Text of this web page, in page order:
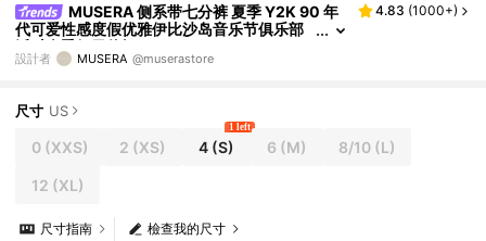
MUSERA 侧系带七分裤 夏季 Y2K 90 年
代可爱性感度假优雅伊比沙岛音乐节俱乐部
派对春季假日休闲
4.83 (1000+)
設計者 MUSERA @muserastore
尺寸 US
0(XXS) 2 (XS) 4 (S)
1 left
6 (M) 8/10 (L)
12 (XL)
檢查我的尺寸
尺寸指南